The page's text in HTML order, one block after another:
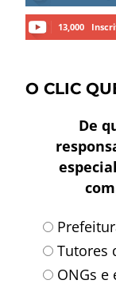
13,000
O CLIC
De
Tutores
ONGs